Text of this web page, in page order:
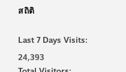
สถิติ
Last 7 Days Visits:
24,393